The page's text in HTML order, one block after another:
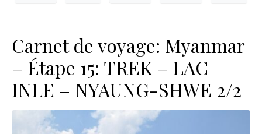
Carnet de voyage: Myanmar
– Étape 15: TREK – LAC
INLE – NYAUNG-SHWE 2/2